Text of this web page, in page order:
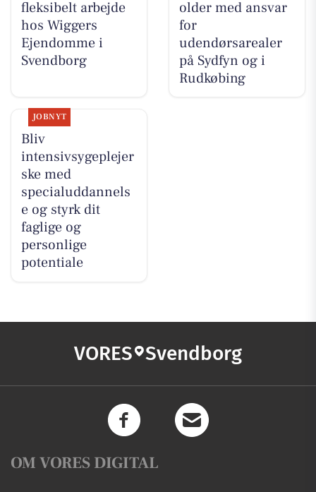
fleksibelt arbejde
hos Wiggers
Ejendomme i
Svendborg
older med ansvar
for
udendørsarealer
på Sydfyn og i
Rudkøbing
JOBNYT
Bliv
intensivsygeplejer
ske med
specialuddannels
e og styrk dit
faglige og
personlige
potentiale
VORES Svendborg
OM VORES DIGITAL